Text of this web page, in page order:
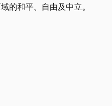
的和平、自由及中立。